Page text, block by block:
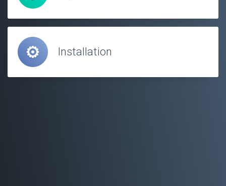
Installation